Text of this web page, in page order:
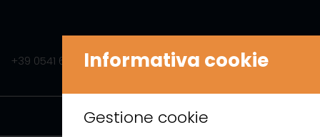
+39 0541 675541 INFO@AMITEK.IT
Informativa cookie
Gestione cookie